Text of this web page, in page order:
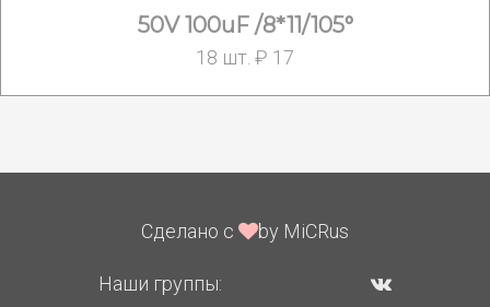
50V 100uF /8*11/105°
18 шт. ₽ 17
Сделано с by MiCRus
Наши группы: